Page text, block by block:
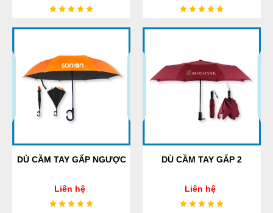
DÙ CẦM TAY GẤP NGƯỢC
Liên hệ
DÙ CẦM TAY GẤP 2
Liên hệ